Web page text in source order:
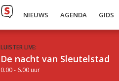
NIEUWS AGENDA GIDS
LUISTER LIVE:
De nacht van Sleutelstad
0.00 - 6.00 uur